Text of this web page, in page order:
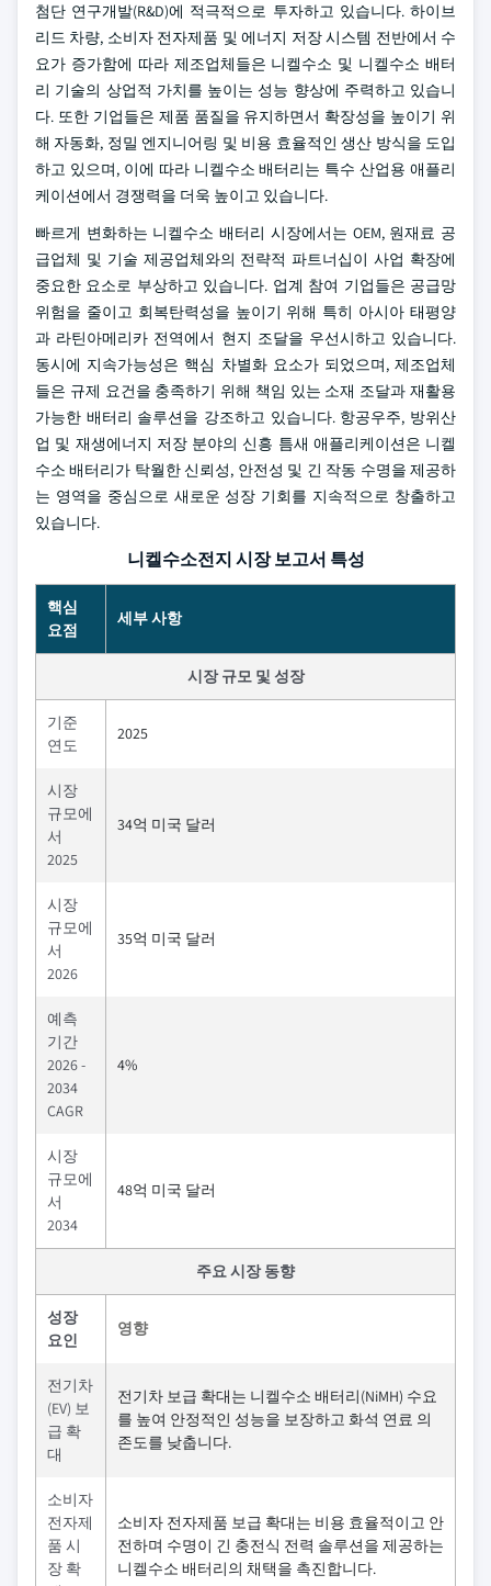
첨단 연구개발(R&D)에 적극적으로 투자하고 있습니다. 하이브
리드 차량, 소비자 전자제품 및 에너지 저장 시스템 전반에서 수
요가 증가함에 따라 제조업체들은 니켈수소 및 니켈수소 배터
리 기술의 상업적 가치를 높이는 성능 향상에 주력하고 있습니
다. 또한 기업들은 제품 품질을 유지하면서 확장성을 높이기 위
해 자동화, 정밀 엔지니어링 및 비용 효율적인 생산 방식을 도입
하고 있으며, 이에 따라 니켈수소 배터리는 특수 산업용 애플리
케이션에서 경쟁력을 더욱 높이고 있습니다.
빠르게 변화하는 니켈수소 배터리 시장에서는 OEM, 원재료 공
급업체 및 기술 제공업체와의 전략적 파트너십이 사업 확장에
중요한 요소로 부상하고 있습니다. 업계 참여 기업들은 공급망
위험을 줄이고 회복탄력성을 높이기 위해 특히 아시아 태평양
과 라틴아메리카 전역에서 현지 조달을 우선시하고 있습니다.
동시에 지속가능성은 핵심 차별화 요소가 되었으며, 제조업체
들은 규제 요건을 충족하기 위해 책임 있는 소재 조달과 재활용
가능한 배터리 솔루션을 강조하고 있습니다. 항공우주, 방위산
업 및 재생에너지 저장 분야의 신흥 틈새 애플리케이션은 니켈
수소 배터리가 탁월한 신뢰성, 안전성 및 긴 작동 수명을 제공하
는 영역을 중심으로 새로운 성장 기회를 지속적으로 창출하고
있습니다.
니켈수소전지 시장 보고서 특성
핵심
요점
세부 사항
시장 규모 및 성장
기준
연도
2025
시장
규모에
서
2025
34억 미국 달러
시장
규모에
서
2026
35억 미국 달러
예측
기간
2026 -
2034
CAGR
4%
시장
규모에
서
2034
48억 미국 달러
주요 시장 동향
성장
요인
영향
전기차
(EV) 보
급 확
대
전기차 보급 확대는 니켈수소 배터리(NiMH) 수요
를 높여 안정적인 성능을 보장하고 화석 연료 의
존도를 낮춥니다.
소비자
전자제
품 시
장 확
소비자 전자제품 보급 확대는 비용 효율적이고 안
전하며 수명이 긴 충전식 전력 솔루션을 제공하는
니켈수소 배터리의 채택을 촉진합니다.